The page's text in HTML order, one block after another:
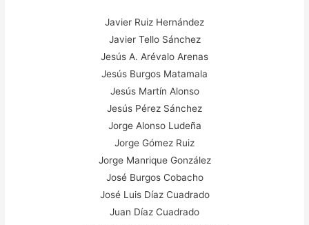
Javier Ruiz Hernández
Javier Tello Sánchez
Jesús A. Arévalo Arenas
Jesús Burgos Matamala
Jesús Martín Alonso
Jesús Pérez Sánchez
Jorge Alonso Ludeña
Jorge Gómez Ruiz
Jorge Manrique González
José Burgos Cobacho
José Luis Díaz Cuadrado
Juan Díaz Cuadrado